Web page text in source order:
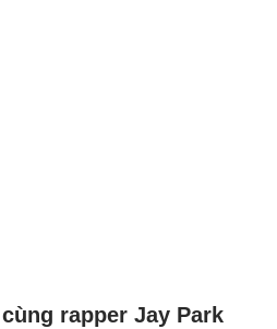
rapper Jay Park